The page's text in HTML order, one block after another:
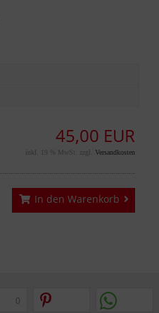
45,00 EUR
inkl. 19 % MwSt. zzgl. Versandkosten
In den Warenkorb
0